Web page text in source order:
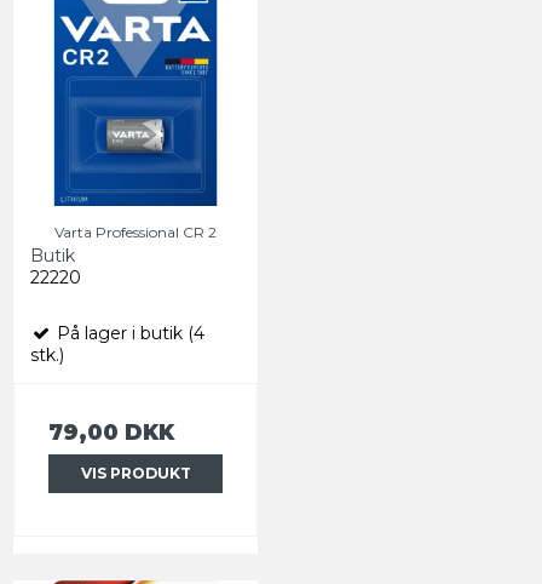
Varta Professional CR 2
Butik
22220
På lager i butik (4
stk.)
79,00 DKK
VIS PRODUKT